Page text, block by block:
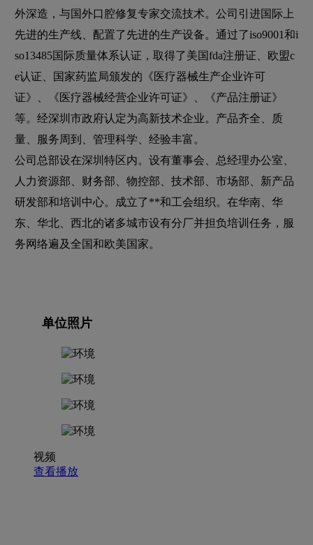
外深造，与国外口腔修复专家交流技术。公司引进国际上
先进的生产线、配置了先进的生产设备。通过了iso9001和i
so13485国际质量体系认证，取得了美国fda注册证、欧盟c
e认证、国家药监局颁发的《医疗器械生产企业许可
证》、《医疗器械经营企业许可证》、《产品注册证》
等。经深圳市政府认定为高新技术企业。产品齐全、质
量、服务周到、管理科学、经验丰富。
公司总部设在深圳特区内。设有董事会、总经理办公室、
人力资源部、财务部、物控部、技术部、市场部、新产品
研发部和培训中心。成立了**和工会组织。在华南、华
东、华北、西北的诸多城市设有分厂并担负培训任务，服
务网络遍及全国和欧美国家。
单位照片
视频
查看播放